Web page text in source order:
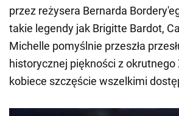
przez reżysera Bernarda
takie legendy jak Brigitte Bardot,
Michelle pomyślnie przeszła
historycznej piękności z
kobiece szczęście wszelkimi